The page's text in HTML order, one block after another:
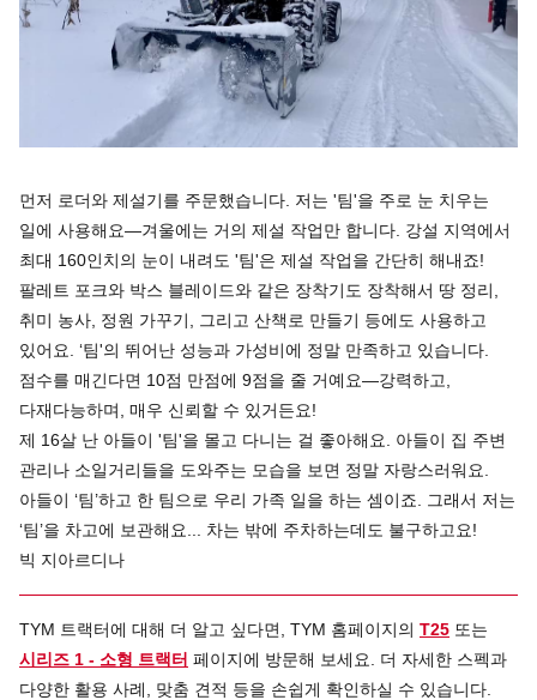
먼저 로더와 제설기를 주문했습니다. 저는 '팀'을 주로 눈 치우는
일에 사용해요—겨울에는 거의 제설 작업만 합니다. 강설 지역에서
최대 160인치의 눈이 내려도 '팀'은 제설 작업을 간단히 해내죠!
팔레트 포크와 박스 블레이드와 같은 장착기도 장착해서 땅 정리,
취미 농사, 정원 가꾸기, 그리고 산책로 만들기 등에도 사용하고
있어요. ‘팀'의 뛰어난 성능과 가성비에 정말 만족하고 있습니다.
점수를 매긴다면 10점 만점에 9점을 줄 거예요—강력하고,
다재다능하며, 매우 신뢰할 수 있거든요!
제 16살 난 아들이 '팀'을 몰고 다니는 걸 좋아해요. 아들이 집 주변
관리나 소일거리들을 도와주는 모습을 보면 정말 자랑스러워요.
아들이 ‘팀’하고 한 팀으로 우리 가족 일을 하는 셈이죠. 그래서 저는
‘팀’을 차고에 보관해요... 차는 밖에 주차하는데도 불구하고요!
빅 지아르디나
TYM 트랙터에 대해 더 알고 싶다면, TYM 홈페이지의 T25 또는
시리즈 1 - 소형 트랙터 페이지에 방문해 보세요. 더 자세한 스펙과
다양한 활용 사례, 맞춤 견적 등을 손쉽게 확인하실 수 있습니다.